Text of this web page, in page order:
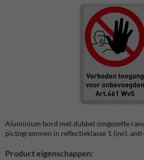
Aluminium bord met dubbel omgezette
pictogrammen in reflectieklasse 1 (incl.
Product eigenschappen: